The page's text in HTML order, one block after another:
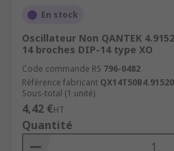
En stock
Oscillateur Non QANTEK
14 broches DIP-14 type XO
Code commande RS 796-0482
Référence fabricant
Sous-total (1 unité)
4,42 €HT
Quantité